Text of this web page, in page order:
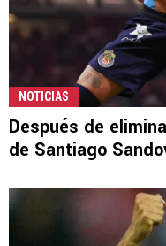
NOTICIAS
Después de
de Santiago